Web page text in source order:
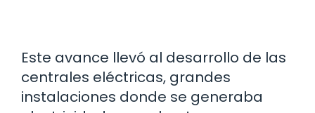
Este avance llevó al desarrollo de las
centrales eléctricas, grandes
instalaciones donde se generaba